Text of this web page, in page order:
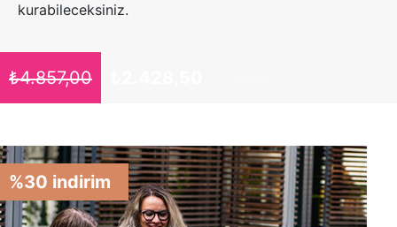
kurabileceksiniz.
₺4.857,00
%30 indirim